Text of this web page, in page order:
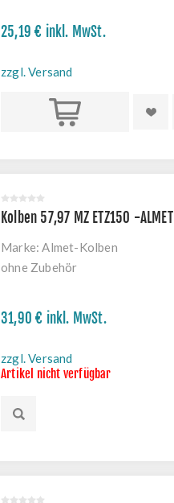
25,19 € inkl. MwSt.
zzgl. Versand
Kaufen
Kolben 57,97 MZ ETZ150 -ALMET
Marke: Almet-Kolben
ohne Zubehör
31,90 € inkl. MwSt.
zzgl. Versand
Artikel nicht verfügbar